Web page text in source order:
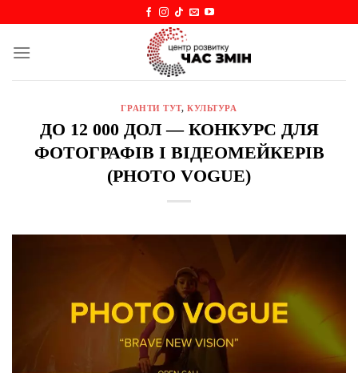
content
ГРАНТИ ТУТ,КУЛЬТУРА
ДО 12 000 ДОЛ — КОНКУРС ДЛЯ
ФОТОГРАФІВ І ВІДЕОМЕЙКЕРІВ
(PHOTO VOGUE)